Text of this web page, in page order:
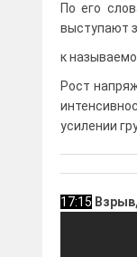
По его
выступают
к
Рост
усилении
17:15